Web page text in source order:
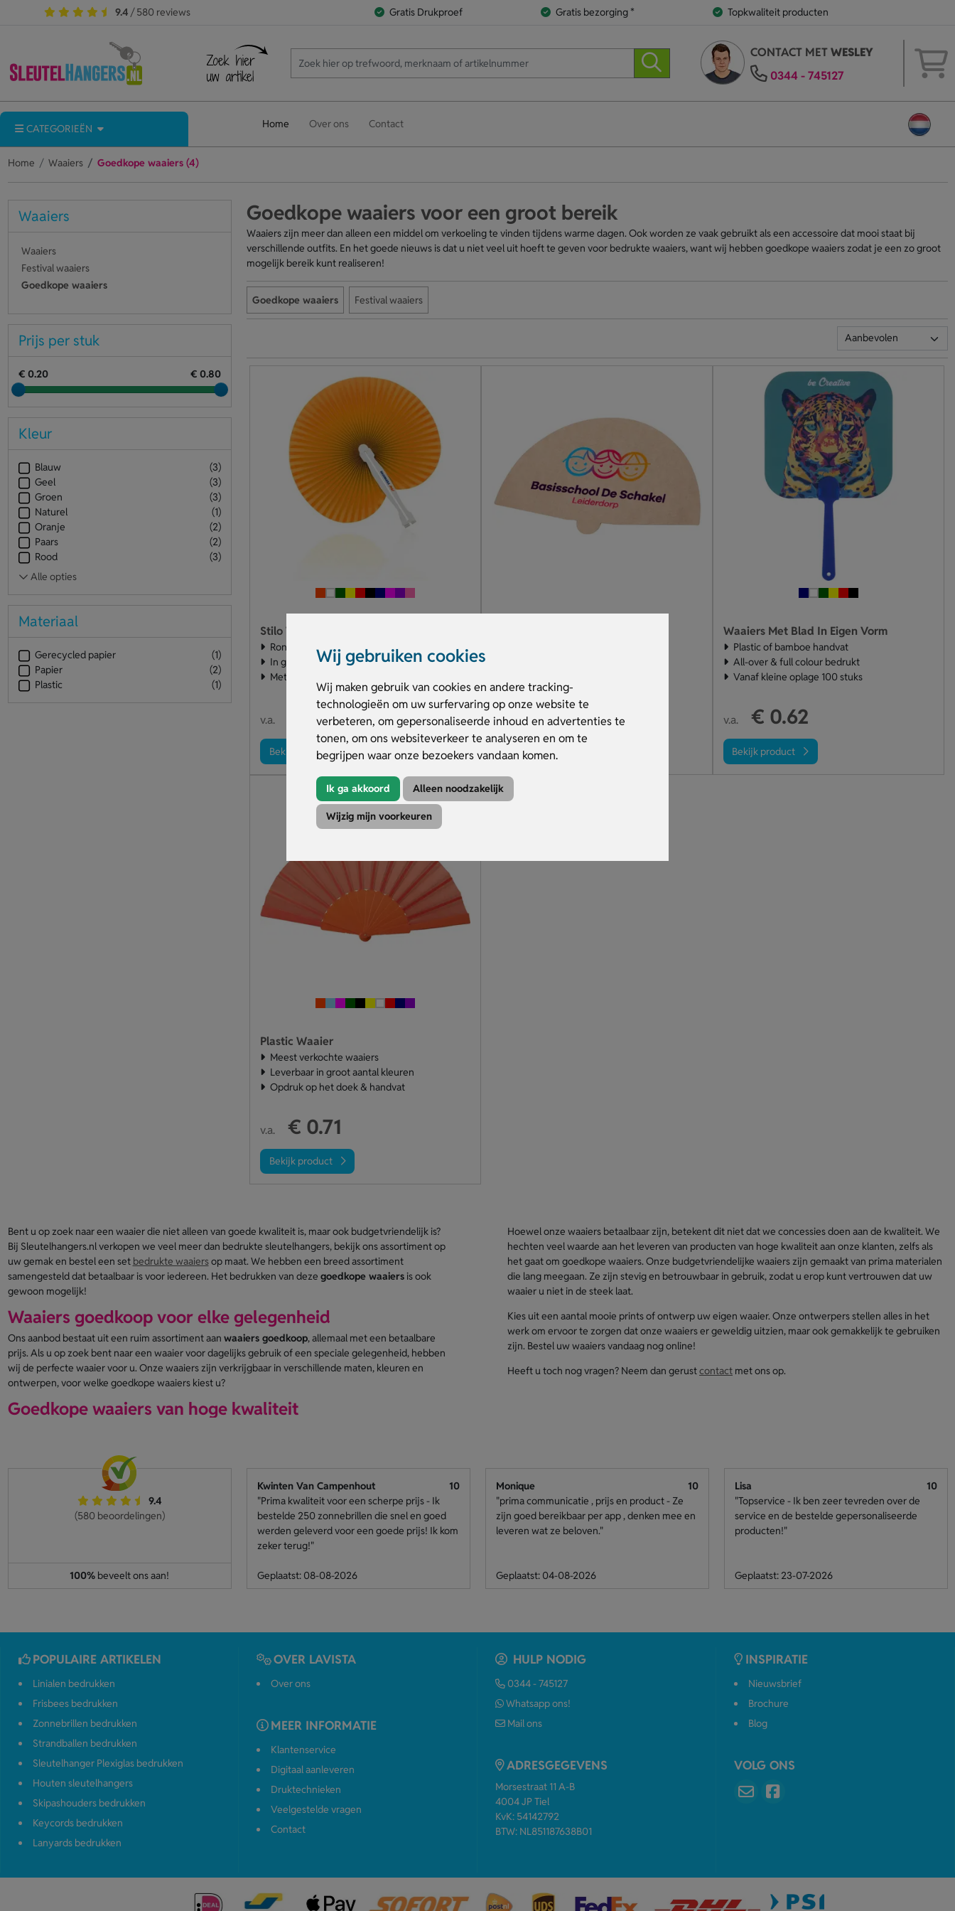
Wij gebruiken cookies
Wij maken gebruik van cookies en andere tracking-
technologieën om uw surfervaring op onze website te
verbeteren, om gepersonaliseerde inhoud en advertenties te
tonen, om ons websiteverkeer te analyseren en om te
begrijpen waar onze bezoekers vandaan komen.
Ik ga akkoord Alleen noodzakelijk
Wijzig mijn voorkeuren
9.4 / 580 reviews Gratis Drukproef Gratis bezorging * Topkwaliteit producten
CONTACT METWESLEY
0344 - 745127
CATEGORIEËN Home Over ons Contact
Home Waaiers Goedkope waaiers (4)
Goedkope waaiers voor een groot bereik
Waaiers zijn meer dan alleen een middel om verkoeling te vinden tijdens warme dagen. Ook worden ze vaak gebruikt als een accessoire dat mooi staat bij
verschillende outfits. En het goede nieuws is dat u niet veel uit hoeft te geven voor bedrukte waaiers, want wij hebben goedkope waaiers zodat je een zo groot
mogelijk bereik kunt realiseren!
Goedkope waaiers Festival waaiers
Stilo Waaier
Ronde waaiers van papier
In groot aantal kleuren
Met opdruk op het handvat
v.a. € 0.26
Bekijk product
v.a. € 0.33
Bekijk product
Waaiers Met Blad In Eigen Vorm
Plastic of bamboe handvat
All-over & full colour bedrukt
Vanaf kleine oplage 100 stuks
v.a. € 0.62
Bekijk product
Plastic Waaier
Meest verkochte waaiers
Leverbaar in groot aantal kleuren
Opdruk op het doek & handvat
v.a. € 0.71
Bekijk product
Waaiers
Waaiers
Festival waaiers
Goedkope waaiers
Prijs per stuk
€ 0.20 € 0.80
Kleur
Blauw
(3)
Geel
(3)
Groen
(3)
Naturel
(1)
Oranje
(2)
Paars
(2)
Rood
(3)
Materiaal
Gerecycled papier
(1)
Papier
(2)
Plastic
(1)
Bent u op zoek naar een waaier die niet alleen van goede kwaliteit is, maar ook budgetvriendelijk is?
Bij Sleutelhangers.nl verkopen we veel meer dan bedrukte sleutelhangers, bekijk ons assortiment op
uw gemak en bestel een set bedrukte waaiersop maat. We hebben een breed assortiment
samengesteld dat betaalbaar is voor iedereen. Het bedrukken van deze goedkope waaiersis ook
gewoon mogelijk!
Waaiers goedkoop voor elke gelegenheid
Ons aanbod bestaat uit een ruim assortiment aan waaiers goedkoop, allemaal met een betaalbare
prijs. Als u op zoek bent naar een waaier voor dagelijks gebruik of een speciale gelegenheid, hebben
wij de perfecte waaier voor u. Onze waaiers zijn verkrijgbaar in verschillende maten, kleuren en
ontwerpen, voor welke goedkope waaiers kiest u?
Goedkope waaiers van hoge kwaliteit
Hoewel onze waaiers betaalbaar zijn, betekent dit niet dat we concessies doen aan de kwaliteit. We
hechten veel waarde aan het leveren van producten van hoge kwaliteit aan onze klanten, zelfs als
het gaat om goedkope waaiers. Onze budgetvriendelijke waaiers zijn gemaakt van prima materialen
die lang meegaan. Ze zijn stevig en betrouwbaar in gebruik, zodat u erop kunt vertrouwen dat uw
waaier u niet in de steek laat.
Kies uit een aantal mooie prints of ontwerp uw eigen waaier. Onze ontwerpers stellen alles in het
werk om ervoor te zorgen dat onze waaiers er geweldig uitzien, maar ook gemakkelijk te gebruiken
zijn. Bestel uw waaiers vandaag nog online!
Heeft u toch nog vragen? Neem dan gerustcontact met ons op.
9.4
(580 beoordelingen)
100% beveelt ons aan!
Kwinten Van Campenhout
10
"Prima kwaliteit voor een scherpe prijs - Ik
bestelde 250 zonnebrillen die snel en goed
werden geleverd voor een goede prijs! Ik kom
zeker terug!"
Geplaatst: 08-08-2026
Monique
10
"prima communicatie , prijs en product - Ze
zijn goed bereikbaar per app , denken mee en
leveren wat ze beloven."
Geplaatst: 04-08-2026
Lisa
10
"Topservice - Ik ben zeer tevreden over de
service en de bestelde gepersonaliseerde
producten!"
Geplaatst: 23-07-2026
POPULAIRE ARTIKELEN
Linialen bedrukken
Frisbees bedrukken
Zonnebrillen bedrukken
Strandballen bedrukken
Sleutelhanger Plexiglas bedrukken
Houten sleutelhangers
Skipashouders bedrukken
Keycords bedrukken
Lanyards bedrukken
OVER LAVISTA
Over ons
MEER INFORMATIE
Klantenservice
Digitaal aanleveren
Druktechnieken
Veelgestelde vragen
Contact
HULP NODIG
0344 - 745127
Whatsapp ons!
Mail ons
ADRESGEGEVENS
Morsestraat 11 A-B
4004 JP Tiel
KvK: 54142792
BTW: NL851187638B01
INSPIRATIE
Nieuwsbrief
Brochure
Blog
VOLG ONS